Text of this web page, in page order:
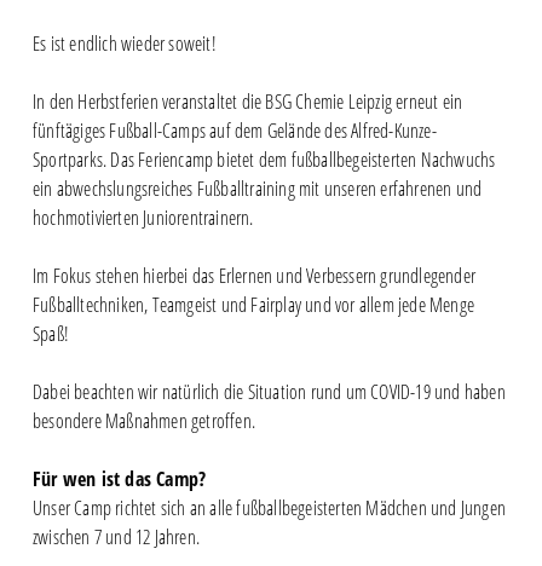
Es ist endlich wieder soweit!
In den Herbstferien veranstaltet die BSG Chemie Leipzig erneut ein
fünftägiges Fußball-Camps auf dem Gelände des Alfred-Kunze-
Sportparks. Das Feriencamp bietet dem fußballbegeisterten Nachwuchs
ein abwechslungsreiches Fußballtraining mit unseren erfahrenen und
hochmotivierten Juniorentrainern.
Im Fokus stehen hierbei das Erlernen und Verbessern grundlegender
Fußballtechniken, Teamgeist und Fairplay und vor allem jede Menge
Spaß!
Dabei beachten wir natürlich die Situation rund um COVID-19 und haben
besondere Maßnahmen getroffen.
Für wen ist das Camp?
Unser Camp richtet sich an alle fußballbegeisterten Mädchen und Jungen
zwischen 7 und 12 Jahren.